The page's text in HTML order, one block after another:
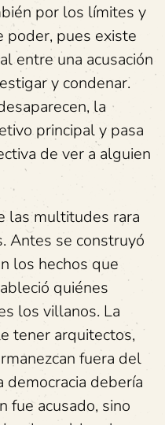
por los límites y
poder, pues existe
entre una acusación
y condenar.
la
principal y pasa
de ver a alguien
las multitudes rara
Antes se construyó
los hechos que
quiénes
los villanos. La
tener arquitectos,
fuera del
democracia debería
fue acusado, sino